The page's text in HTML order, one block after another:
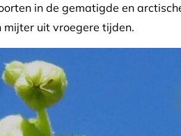
in de gematigde en
mijter uit vroegere tijden.